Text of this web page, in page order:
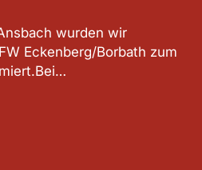
wurden wir
Eckenberg/Borbath zum